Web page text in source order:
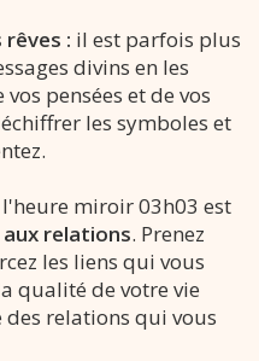
: il est parfois plus
divins en les
pensées et de vos
les symboles et
l'heure miroir 03h03 est
relations. Prenez
les liens qui vous
qualité de votre vie
relations qui vous